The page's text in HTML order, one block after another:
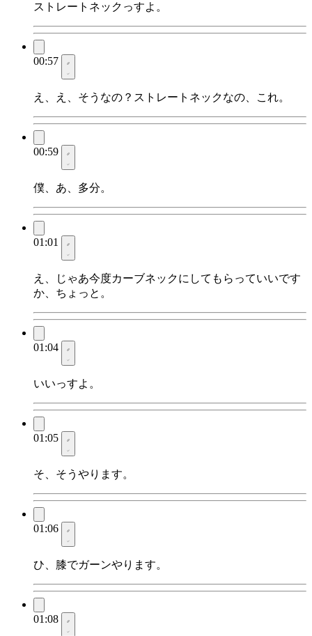
ストレートネックっすよ。
00:57
え、え、そうなの？ストレートネックなの、これ。
00:59
僕、あ、多分。
01:01
え、じゃあ今度カーブネックにしてもらっていいです
か、ちょっと。
01:04
いいっすよ。
01:05
そ、そうやります。
01:06
ひ、膝でガーンやります。
01:08